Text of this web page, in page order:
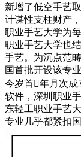
新增了低空手艺
计谋性支柱财产
职业手艺大学为
职业手艺大学也
手艺。为沉点范
国首批开设该专
今岁首年月次成
软件，深圳职业
东轻工职业手艺
专业几乎都紧扣